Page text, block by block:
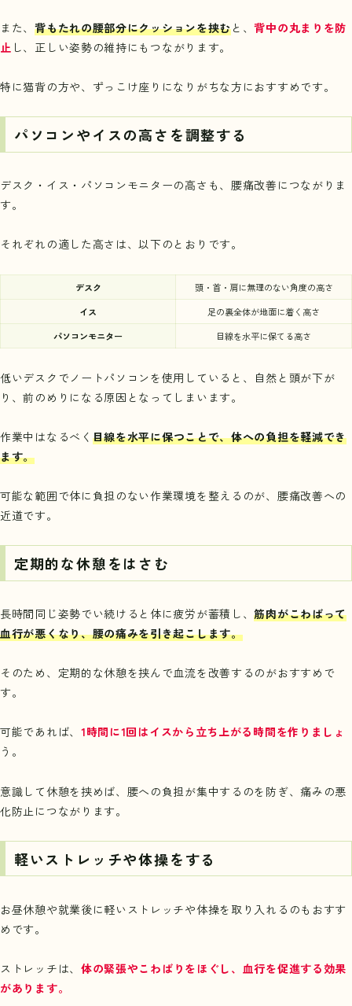
また、背もたれの腰部分にクッションを挟むと、背中の丸まりを防
止 し、正しい姿勢の維持にもつながります。
特に猫背の方や、ずっこけ座りになりがちな方におすすめです。
パソコンやイスの高さを調整する
デスク・イス・パソコンモニターの高さも、腰痛改善につながりま
す。
それぞれの適した高さは、以下のとおりです。
デスク
頭・首・肩に無理のない角度の高さ
イス
足の裏全体が地面に着く高さ
パソコンモニター
目線を水平に保てる高さ
低いデスクでノートパソコンを使用していると、自然と頭が下が
り、前のめりになる原因となってしまいます。
作業中はなるべく 目線を水平に保つことで、体への負担を軽減でき
ます。
可能な範囲で体に負担のない作業環境を整えるのが、腰痛改善への
近道です。
定期的な休憩をはさむ
長時間同じ姿勢でい続けると体に疲労が蓄積し、筋肉がこわばって
血行が悪くなり、腰の痛みを引き起こします。
そのため、定期的な休憩を挟んで血流を改善するのがおすすめで
す。
可能であれば、 1時間に1回はイスから立ち上がる時間を作りましょ
う。
意識して休憩を挟めば、腰への負担が集中するのを防ぎ、痛みの悪
化防止につながります。
軽いストレッチや体操をする
お昼休憩や就業後に軽いストレッチや体操を取り入れるのもおすす
めです。
ストレッチは、 体の緊張やこわばりをほぐし、血行を促進する効果
があります。